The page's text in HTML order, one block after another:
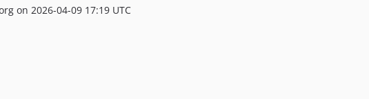
on 2026-04-09 17:19 UTC